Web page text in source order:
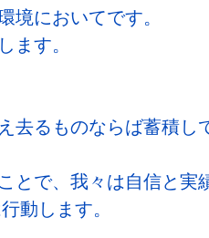
においてです。
す。
去るものならば蓄積し
とで、我々は自信と実
動します。